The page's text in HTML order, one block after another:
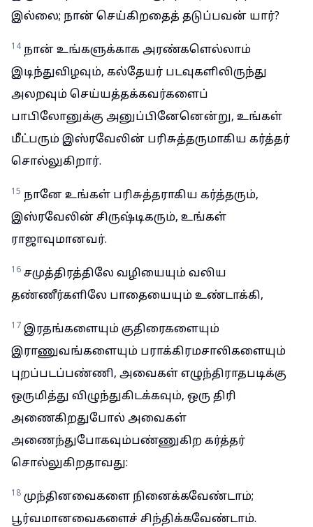
இல்லை; நான் செய்கிறதைத் தடுப்பவன் யார்?
14 நான் உங்களுக்காக அரண்களெல்லாம்
இடிந்துவிழவும், கல்தேயர் படவுகளிலிருந்து
அலறவும் செய்யத்தக்கவர்களைப்
பாபிலோனுக்கு அனுப்பினேனென்று, உங்கள்
மீட்பரும் இஸ்ரவேலின் பரிசுத்தருமாகிய கர்த்தர்
சொல்லுகிறார்.
15 நானே உங்கள் பரிசுத்தராகிய கர்த்தரும்,
இஸ்ரவேலின் சிருஷ்டிகரும், உங்கள்
ராஜாவுமானவர்.
16 சமுத்திரத்திலே வழியையும் வலிய
தண்ணீர்களிலே பாதையையும் உண்டாக்கி,
17 இரதங்களையும் குதிரைகளையும்
இராணுவங்களையும் பராக்கிரமசாலிகளையும்
புறப்படப்பண்ணி, அவைகள் எழுந்திராதபடிக்கு
ஒருமித்து விழுந்துகிடக்கவும், ஒரு திரி
அணைகிறதுபோல் அவைகள்
அணைந்துபோகவும்பண்ணுகிற கர்த்தர்
சொல்லுகிறதாவது:
18 முந்தினவைகளை நினைக்கவேண்டாம்;
பூர்வமானவைகளைச் சிந்திக்கவேண்டாம்.